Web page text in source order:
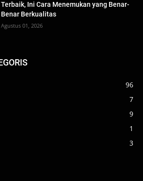
Terbaik, Ini Cara Menemukan yang Benar-
Benar Berkualitas
Agustus 01, 2026
96
7
9
1
3